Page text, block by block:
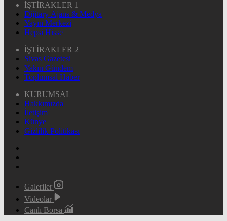
İŞTİRAKLER 1
Dijitary Ajans & Medya
Yayın Merkezi
Hepsi Hisse
İŞTİRAKLER 2
Sivas Gazetesi
Yakın Gündem
Toplumsal Haber
KURUMSAL
Hakkımızda
İletişim
Künye
Gizlilik Politikası
Galeriler
Videolar
Canlı Borsa